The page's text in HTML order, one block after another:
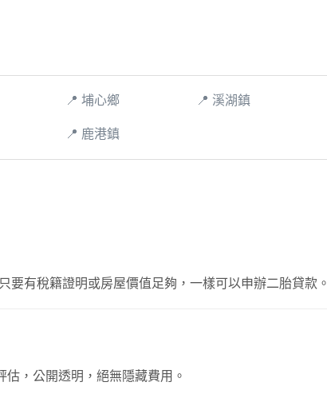
📍 埔心鄉 📍 溪湖鎮
📍 鹿港鎮
有稅籍證明或房屋價值足夠，一樣可以申辦二胎貸款。
，公開透明，絕無隱藏費用。